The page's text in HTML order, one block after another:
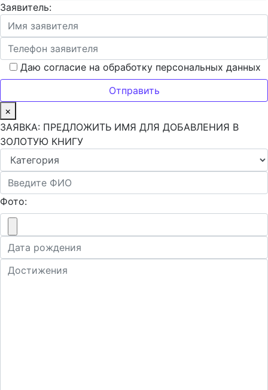
Заявитель:
Даю согласие на обработку персональных данных
×
ЗАЯВКА: ПРЕДЛОЖИТЬ ИМЯ ДЛЯ ДОБАВЛЕНИЯ В
ЗОЛОТУЮ КНИГУ
Фото: